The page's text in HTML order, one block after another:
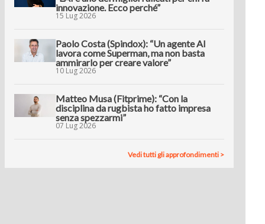
innovazione. Ecco perché”
15 Lug 2026
Paolo Costa (Spindox): “Un agente AI
lavora come Superman, ma non basta
ammirarlo per creare valore”
10 Lug 2026
Matteo Musa (Fitprime): “Con la
disciplina da rugbista ho fatto impresa
senza spezzarmi”
07 Lug 2026
Vedi tutti gli approfondimenti >